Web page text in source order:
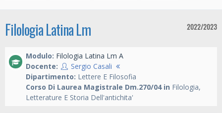
Filologia Latina Lm 2022/2023
Modulo: Filologia Latina Lm A
Docente:
Sergio Casali
Dipartimento: Lettere E Filosofia
Corso Di Laurea Magistrale Dm.270/04 in Filologia,
Letterature E Storia Dell'antichita'